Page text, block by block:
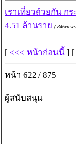
เราเที่ยวด้วยกัน ก
4.51 ล้านราย (
[ <<< หน้าก่อนนี้ ] [
หน้า 622 / 875
ผู้สนับสนุน